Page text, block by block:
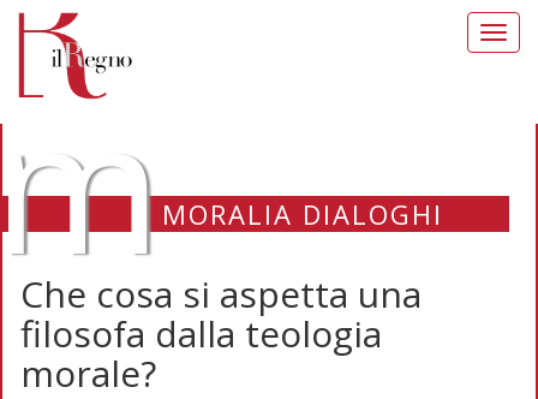
MORALIA DIALOGHI
Che cosa si aspetta una
filosofa dalla teologia
morale?